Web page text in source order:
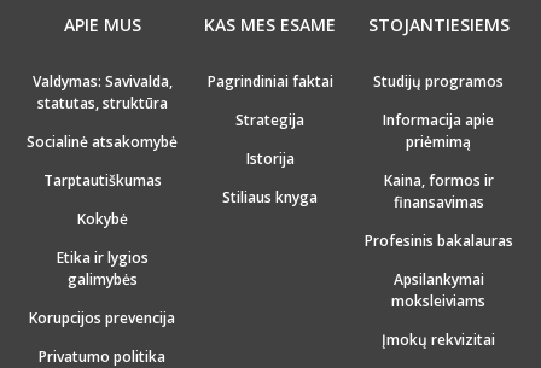
APIE MUS
Valdymas: Savivalda,
statutas, struktūra
Socialinė atsakomybė
Tarptautiškumas
Kokybė
Etika ir lygios
galimybės
Korupcijos prevencija
Privatumo politika
KAS MES ESAME
Pagrindiniai faktai
Strategija
Istorija
Stiliaus knyga
STOJANTIESIEMS
Studijų programos
Informacija apie
priėmimą
Kaina, formos ir
finansavimas
Profesinis bakalauras
Apsilankymai
moksleiviams
Įmokų rekvizitai